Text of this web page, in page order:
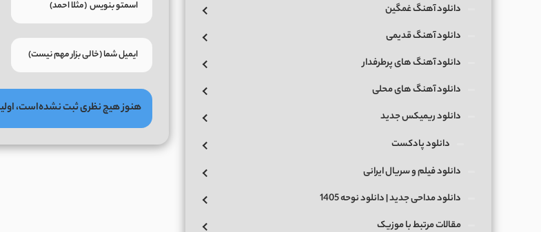
هنوز هیچ نظری ثبت نشده‌است،
دانلود آهنگ غمگین
دانلود آهنگ قدیمی
دانلود آهنگ های پرطرفدار
دانلود آهنگ های محلی
دانلود ریمیکس جدید
دانلود پادکست
دانلود فیلم و سریال ایرانی
دانلود مداحی جدید | دانلود نوحه 1405
مقالات مرتبط با موزیک